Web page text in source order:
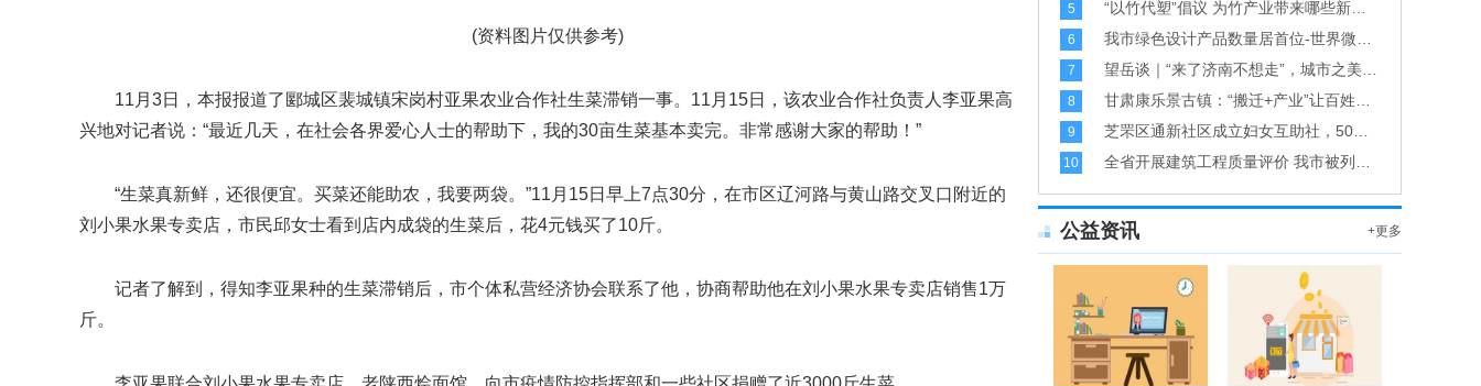
(资料图片仅供参考)
11月3日，本报报道了郾城区裴城镇宋岗村亚果农业合作社生菜滞销一事。11月15日，该农业合作社负责人李亚果高
兴地对记者说：“最近几天，在社会各界爱心人士的帮助下，我的30亩生菜基本卖完。非常感谢大家的帮助！”
“生菜真新鲜，还很便宜。买菜还能助农，我要两袋。”11月15日早上7点30分，在市区辽河路与黄山路交叉口附近的
刘小果水果专卖店，市民邱女士看到店内成袋的生菜后，花4元钱买了10斤。
记者了解到，得知李亚果种的生菜滞销后，市个体私营经济协会联系了他，协商帮助他在刘小果水果专卖店销售1万
斤。
5
6
7
8
9
10
公益资讯 +更多